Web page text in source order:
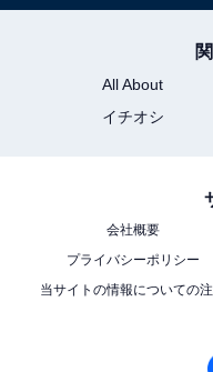
View this
All About
イチオシ
会社概要
プライバシーポリシー
当サイトの情報についての